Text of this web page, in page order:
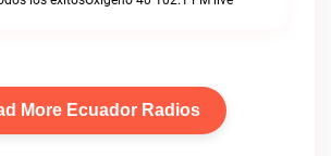
More Ecuador Radios